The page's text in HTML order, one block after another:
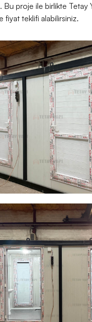
proje ile birlikte Tetay
fiyat teklifi alabilirsiniz.